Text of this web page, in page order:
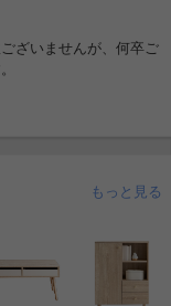
ざいませんが、何卒ご
もっと見る